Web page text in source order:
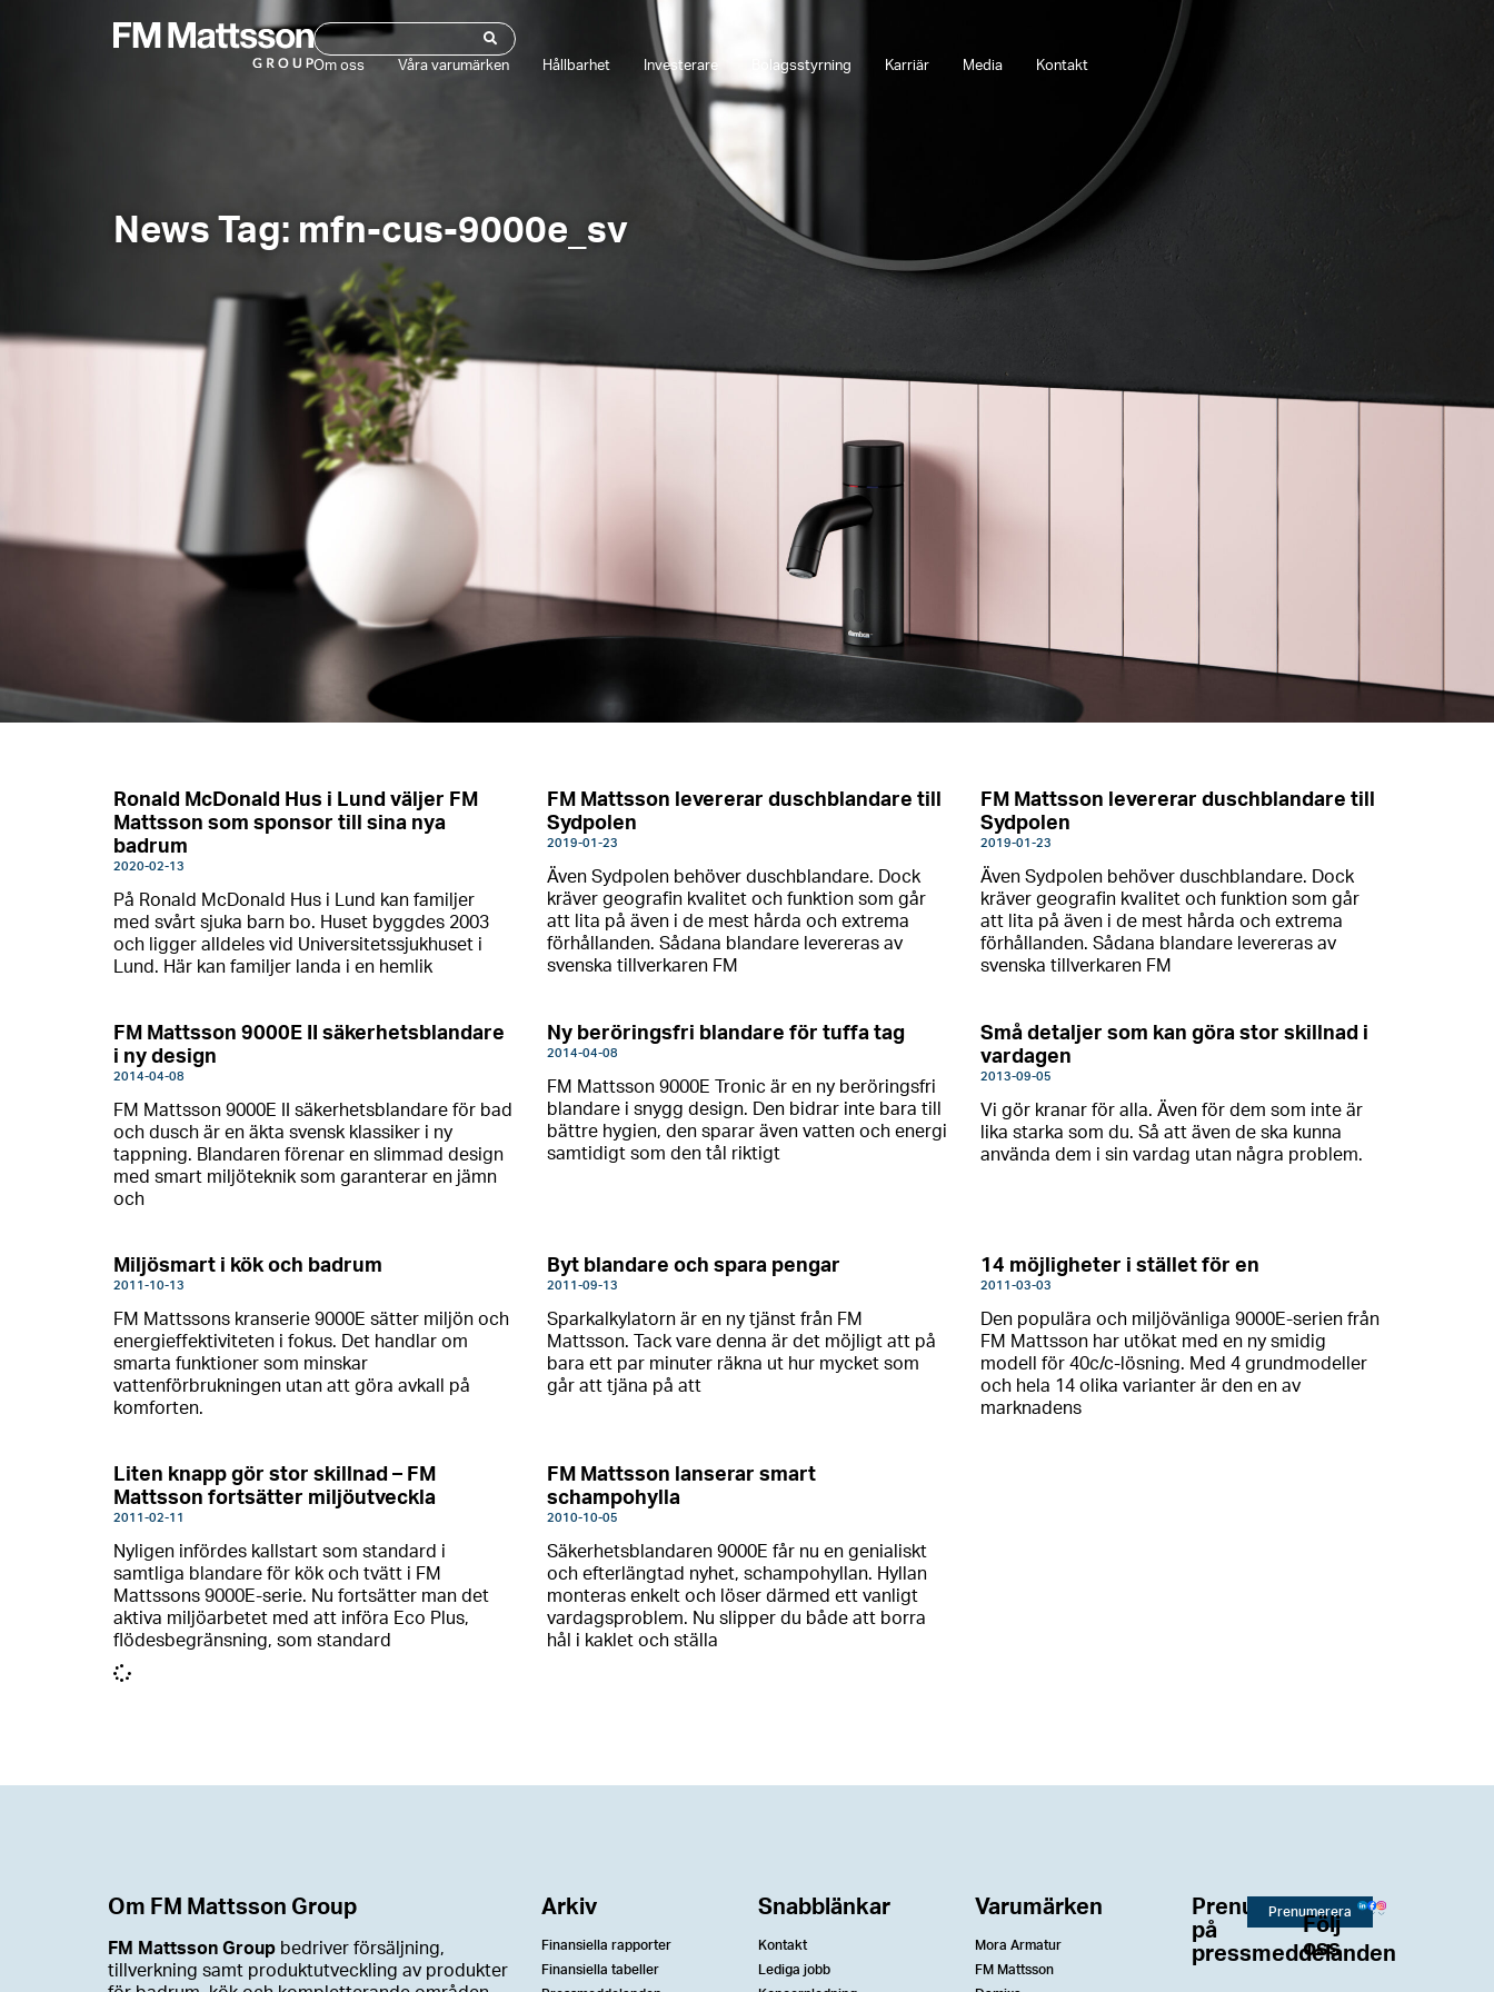
Om oss Våra varumärken Hållbarhet Investerare Bolagsstyrning Karriär Media Kontakt
News Tag: mfn-cus-9000e_sv
Ronald McDonald Hus i Lund väljer FM
Mattsson som sponsor till sina nya
badrum
2020-02-13
På Ronald McDonald Hus i Lund kan familjer
med svårt sjuka barn bo. Huset byggdes 2003
och ligger alldeles vid Universitetssjukhuset i
Lund. Här kan familjer landa i en hemlik
FM Mattsson levererar duschblandare till
Sydpolen
2019-01-23
Även Sydpolen behöver duschblandare. Dock
kräver geografin kvalitet och funktion som går
att lita på även i de mest hårda och extrema
förhållanden. Sådana blandare levereras av
svenska tillverkaren FM
FM Mattsson levererar duschblandare till
Sydpolen
2019-01-23
Även Sydpolen behöver duschblandare. Dock
kräver geografin kvalitet och funktion som går
att lita på även i de mest hårda och extrema
förhållanden. Sådana blandare levereras av
svenska tillverkaren FM
FM Mattsson 9000E II säkerhetsblandare
i ny design
2014-04-08
FM Mattsson 9000E II säkerhetsblandare för bad
och dusch är en äkta svensk klassiker i ny
tappning. Blandaren förenar en slimmad design
med smart miljöteknik som garanterar en jämn
och
Ny beröringsfri blandare för tuffa tag
2014-04-08
FM Mattsson 9000E Tronic är en ny beröringsfri
blandare i snygg design. Den bidrar inte bara till
bättre hygien, den sparar även vatten och energi
samtidigt som den tål riktigt
Små detaljer som kan göra stor skillnad i
vardagen
2013-09-05
Vi gör kranar för alla. Även för dem som inte är
lika starka som du. Så att även de ska kunna
använda dem i sin vardag utan några problem.
Miljösmart i kök och badrum
2011-10-13
FM Mattssons kranserie 9000E sätter miljön och
energieffektiviteten i fokus. Det handlar om
smarta funktioner som minskar
vattenförbrukningen utan att göra avkall på
komforten.
Byt blandare och spara pengar
2011-09-13
Sparkalkylatorn är en ny tjänst från FM
Mattsson. Tack vare denna är det möjligt att på
bara ett par minuter räkna ut hur mycket som
går att tjäna på att
14 möjligheter i stället för en
2011-03-03
Den populära och miljövänliga 9000E-serien från
FM Mattsson har utökat med en ny smidig
modell för 40c/c-lösning. Med 4 grundmodeller
och hela 14 olika varianter är den en av
marknadens
Liten knapp gör stor skillnad – FM
Mattsson fortsätter miljöutveckla
2011-02-11
Nyligen infördes kallstart som standard i
samtliga blandare för kök och tvätt i FM
Mattssons 9000E-serie. Nu fortsätter man det
aktiva miljöarbetet med att införa Eco Plus,
flödesbegränsning, som standard
FM Mattsson lanserar smart
schampohylla
2010-10-05
Säkerhetsblandaren 9000E får nu en genialiskt
och efterlängtad nyhet, schampohyllan. Hyllan
monteras enkelt och löser därmed ett vanligt
vardagsproblem. Nu slipper du både att borra
hål i kaklet och ställa
Om FM Mattsson Group
FM Mattsson Group bedriver försäljning,
tillverkning samt produktutveckling av produkter
Arkiv
Finansiella rapporter
Finansiella tabeller
Snabblänkar
Kontakt
Lediga jobb
Varumärken
Mora Armatur
FM Mattsson
Prenumerera
på
pressmeddelanden
Prenumerera
Följ
oss